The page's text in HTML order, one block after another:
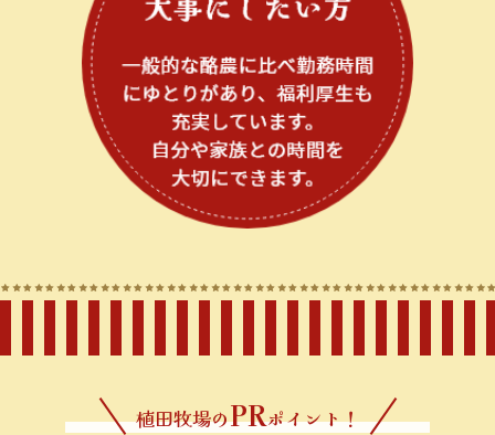
植田牧場のPRポイント！